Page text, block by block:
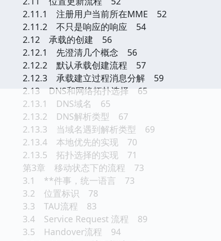
2.11.1 注册用户当前所在MME 52
2.11.2 不只是响应的响应 54
2.12 承载的创建 56
2.12.1 先澄清几个概念 56
2.12.2 默认承载创建流程 57
2.12.3 承载建立过程消息分解 59
2.13 DNS和网络拓扑选择 65
2.13.1 DNS域名 65
2.13.2 DNS解析类型 67
2.13.3 当域名遇到解析类型 69
2.13.4 本地优先的实现 70
2.13.5 拓扑选择的实现 71
第3章 移动状态下的流程 73
3.1 **件事，统一语言 73
3.2 位置标识 78
3.3 TAU流程 83
3.4 Service Request 流程 89
3.5 Handover流程 94